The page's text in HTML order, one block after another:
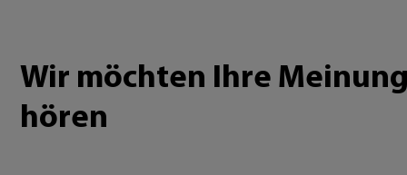
Wir möchten Ihre
hören